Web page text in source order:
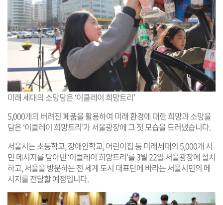
미래 세대의 소망담은 ‘이클레이 희망트리’
5,000개의 버려진 폐품을 활용하여 미래 환경에 대한 희망과 소망을
담은 ‘이클레이 희망트리’가 서울광장에 그 첫 모습을 드러냈습니다.
서울시는 초등학교, 장애인학교, 어린이집 등 미래세대의 5,000개 시
민 메시지를 담아낸 ‘이클레이 희망트리’를 3월 22일 서울광장에 설치
하고, 서울을 방문하는 전 세계 도시 대표단에 바라는 서울시민의 메
시지를 전달할 예정입니다.